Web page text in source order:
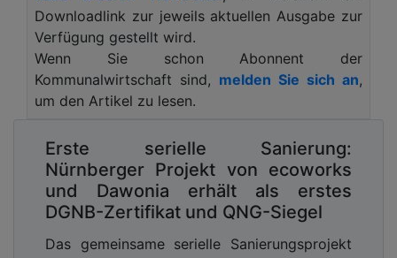
ehemaligen Parkplatz entstehen. Das Gelände ist
umgeben von Wohngebäuden und
denkmalgeschützten Bäumen. Auf der
langgestreckten Fläche mit 4.900 Quadratmetern
plante das Architekturbüro forma6 ein
Staffelgeschoss, großzügige Außenbereiche mit
überdachten und begrünten Pausenhöfen sowie
Volleyball- und Basketballplatz.
Das kompakte Schulgebäude beherbergt nun auf
2.315 Quadratmetern drei Vorschul- und fünf
Downloadlink zur jeweils aktuellen Ausgabe zur
Verfügung gestellt wird.
Wenn Sie schon Abonnent der
Kommunalwirtschaft sind, melden Sie sich an,
um den Artikel zu lesen.
Erste serielle Sanierung:
Nürnberger Projekt von ecoworks
und Dawonia erhält als erstes
DGNB-Zertifikat und QNG-Siegel
Das gemeinsame serielle Sanierungsprojekt